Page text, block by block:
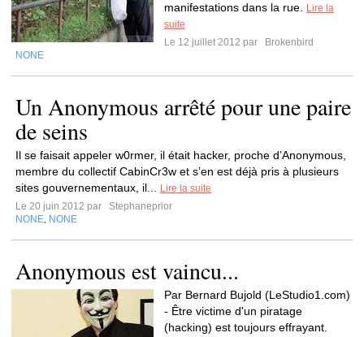
manifestations dans la rue.
Lire la
suite
Le 12 juillet 2012 par
Brokenbird
NONE
Un Anonymous arrêté pour une paire
de seins
Il se faisait appeler w0rmer, il était hacker, proche d’Anonymous,
membre du collectif CabinCr3w et s’en est déjà pris à plusieurs
sites gouvernementaux, il...
Lire la suite
Le 20 juin 2012 par
Stephaneprior
NONE NONE
Anonymous est vaincu...
Par Bernard Bujold (LeStudio1.com)
- Être victime d'un piratage
(hacking) est toujours effrayant.